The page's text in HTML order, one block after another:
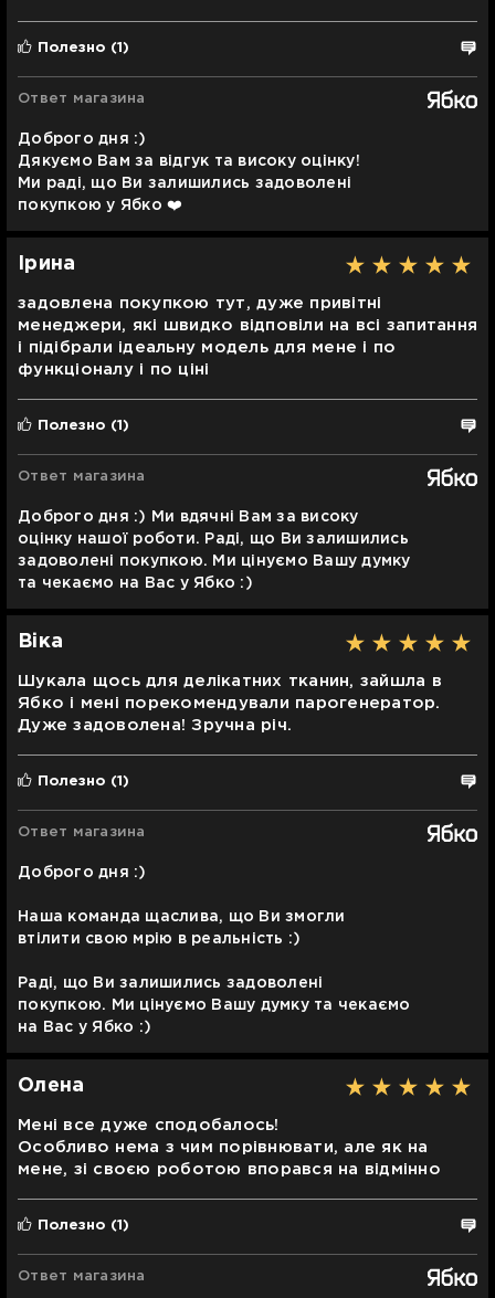
Полезно (1)
Ответ магазина
Доброго дня :)
Дякуємо Вам за відгук та високу оцінку!
Ми раді, що Ви залишились задоволені
покупкою у Ябко ❤️
Ірина
задовлена покупкою тут, дуже привітні
менеджери, які швидко відповіли на всі запитання
і підібрали ідеальну модель для мене і по
функціоналу і по ціні
Полезно (1)
Ответ магазина
Доброго дня :) Ми вдячні Вам за високу
оцінку нашої роботи. Раді, що Ви залишились
задоволені покупкою. Ми цінуємо Вашу думку
та чекаємо на Вас у Ябко :)
Віка
Шукала щось для делікатних тканин, зайшла в
Ябко і мені порекомендували парогенератор.
Дуже задоволена! Зручна річ.
Полезно (1)
Ответ магазина
Доброго дня :)
Наша команда щаслива, що Ви змогли
втілити свою мрію в реальність :)
Раді, що Ви залишились задоволені
покупкою. Ми цінуємо Вашу думку та чекаємо
на Вас у Ябко :)
Олена
Мені все дуже сподобалось!
Особливо нема з чим порівнювати, але як на
мене, зі своєю роботою впорався на відмінно
Полезно (1)
Ответ магазина